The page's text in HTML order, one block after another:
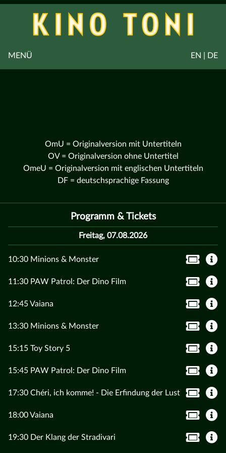
EN | DE
MENÜ
OmU = Originalversion mit Untertiteln
OV = Originalversion ohne Untertitel
OmeU = Originalversion mit englischen Untertiteln
DF = deutschsprachige Fassung
Programm & Tickets
Freitag, 07.08.2026
10:30 Minions & Monster
11:30 PAW Patrol: Der Dino Film
12:45 Vaiana
13:30 Minions & Monster
15:15 Toy Story 5
15:45 PAW Patrol: Der Dino Film
17:30 Chéri, ich komme! - Die Erfindung der Lust
18:00 Vaiana
19:30 Der Klang der Stradivari